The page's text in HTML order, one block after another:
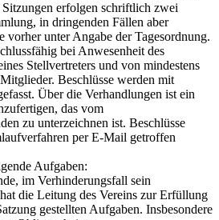
erfolgen schriftlich zwei
in dringenden Fällen aber
vorher unter Angabe der Tagesordnung.
bei Anwesenheit des
Stellvertreters und von mindestens
Beschlüsse werden mit
Über die Verhandlungen ist ein
das vom
zu unterzeichnen ist. Beschlüsse
per E-Mail getroffen
Aufgaben:
im Verhinderungsfall sein
die Leitung des Vereins zur Erfüllung
gestellten Aufgaben. Insbesondere